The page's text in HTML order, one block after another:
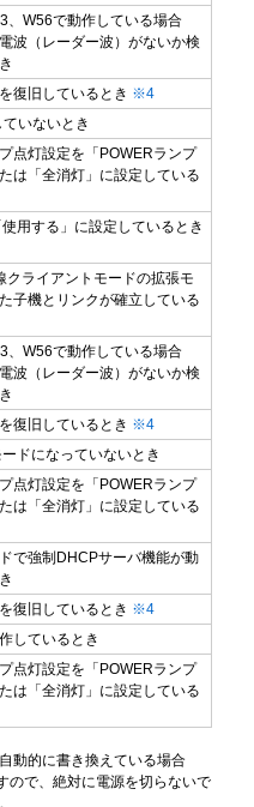
、W56で動作している場合
波（レーダー波）がないか検
復旧しているとき ※4
いないとき
点灯設定を「POWERランプ
は「全消灯」に設定している
用する」に設定しているとき
クライアントモードの拡張モ
子機とリンクが確立している
、W56で動作している場合
波（レーダー波）がないか検
復旧しているとき ※4
ドになっていないとき
点灯設定を「POWERランプ
は「全消灯」に設定している
で強制DHCPサーバ機能が動
復旧しているとき ※4
しているとき
点灯設定を「POWERランプ
は「全消灯」に設定している
動的に書き換えている場合
ので、絶対に電源を切らないで